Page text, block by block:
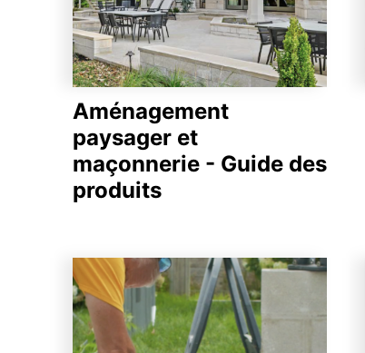
Aménagement
paysager et
maçonnerie - Guide des
produits